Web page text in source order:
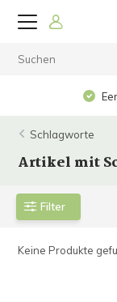
Schlagworte
Artikel mit
Filter
Keine Produkte